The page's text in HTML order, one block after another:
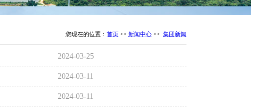
您现在的位置： 首页 >> 新闻中心 >> 集团新闻
2024-03-25
2024-03-11
2024-03-11